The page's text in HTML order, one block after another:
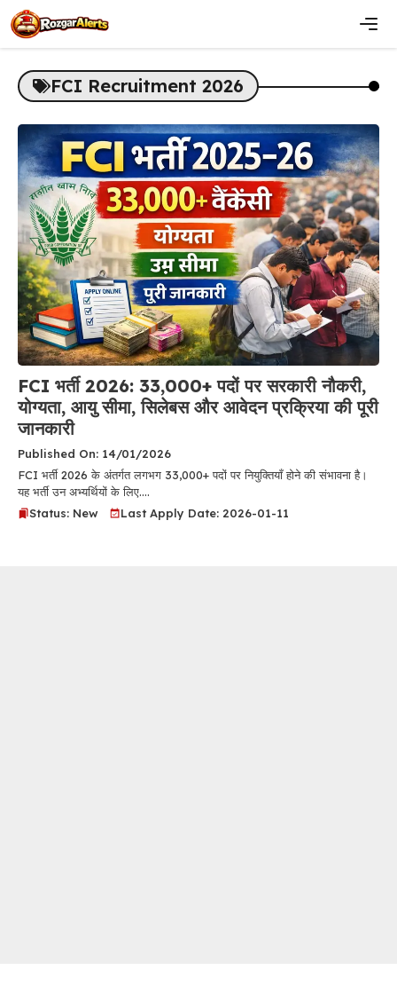
Skip
to
content
FCI Recruitment 2026
FCI भर्ती 2026: 33,000+ पदों पर सरकारी नौकरी,
योग्यता, आयु सीमा, सिलेबस और आवेदन प्रक्रिया की पूरी
जानकारी
Published On: 14/01/2026
FCI भर्ती 2026 के अंतर्गत लगभग 33,000+ पदों पर नियुक्तियाँ होने की संभावना है।
यह भर्ती उन अभ्यर्थियों के लिए....
Status: New
Last Apply Date: 2026-01-11